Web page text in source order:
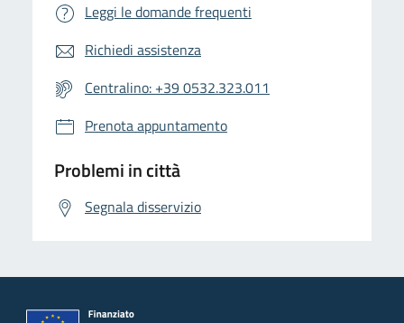
Leggi le domande frequenti
Richiedi assistenza
Centralino: +39 0532.323.011
Prenota appuntamento
Problemi in città
Segnala disservizio